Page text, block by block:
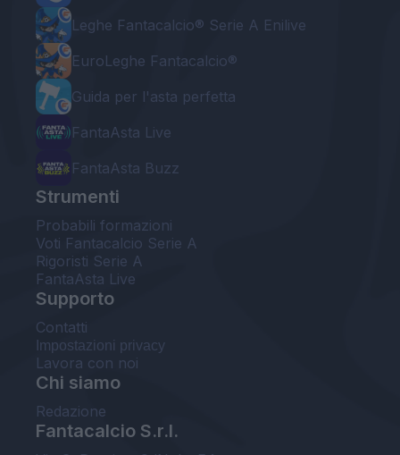
Leghe Fantacalcio® Serie A Enilive
EuroLeghe Fantacalcio®
Guida per l'asta perfetta
FantaAsta Live
FantaAsta Buzz
Strumenti
Probabili formazioni
Voti Fantacalcio Serie A
Rigoristi Serie A
FantaAsta Live
Supporto
Contatti
Impostazioni privacy
Lavora con noi
Chi siamo
Redazione
Fantacalcio S.r.l.